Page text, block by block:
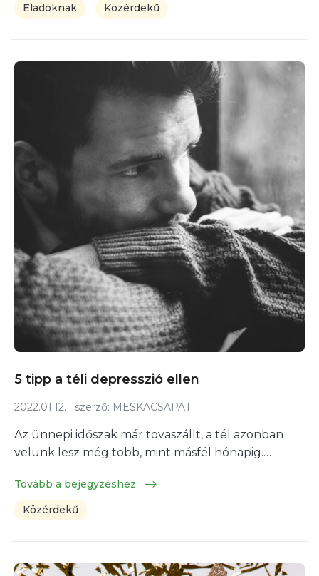
Eladóknak Közérdekű
5 tipp a téli depresszió ellen
2022.01.12. szerző: MESKACSAPAT
Az ünnepi időszak már tovaszállt, a tél azonban
velünk lesz még több, mint másfél hónapig.…
Tovább a bejegyzéshez
Közérdekű